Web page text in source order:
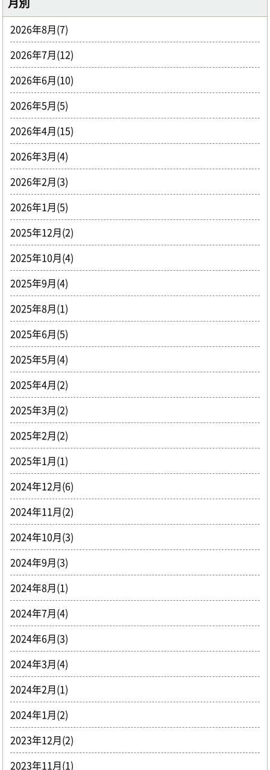
2026年8月(7)
2026年7月(12)
2026年6月(10)
2026年5月(5)
2026年4月(15)
2026年3月(4)
2026年2月(3)
2026年1月(5)
2025年12月(2)
2025年10月(4)
2025年9月(4)
2025年8月(1)
2025年6月(5)
2025年5月(4)
2025年4月(2)
2025年3月(2)
2025年2月(2)
2025年1月(1)
2024年12月(6)
2024年11月(2)
2024年10月(3)
2024年9月(3)
2024年8月(1)
2024年7月(4)
2024年6月(3)
2024年3月(4)
2024年2月(1)
2024年1月(2)
2023年12月(2)
2023年11月(1)